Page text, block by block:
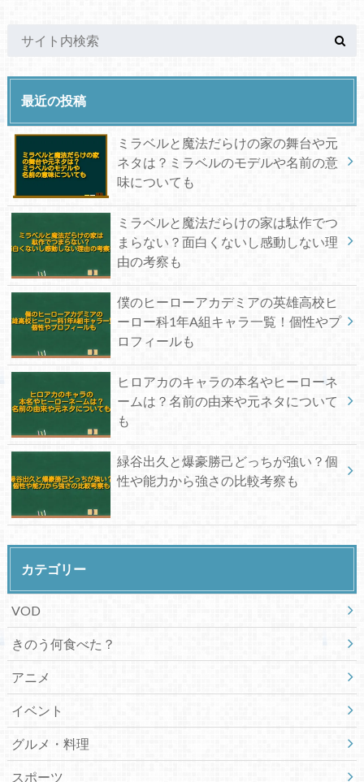
最近の投稿
ミラベルと魔法だらけの家の舞台や元
ネタは？ミラベルのモデルや名前の意
味についても
ミラベルと魔法だらけの家は駄作でつ
まらない？面白くないし感動しない理
由の考察も
僕のヒーローアカデミアの英雄高校ヒ
ーロー科1年A組キャラ一覧！個性やプ
ロフィールも
ヒロアカのキャラの本名やヒーローネ
ームは？名前の由来や元ネタについて
も
緑谷出久と爆豪勝己どっちが強い？個
性や能力から強さの比較考察も
カテゴリー
VOD
きのう何食べた？
アニメ
イベント
グルメ・料理
スポーツ